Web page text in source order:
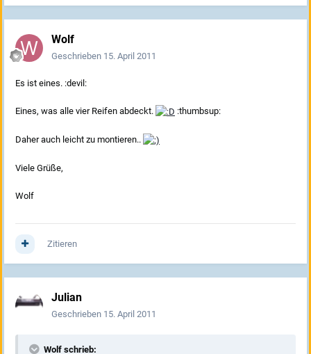
Wolf
Geschrieben 15. April 2011
Es ist eines. :devil:
Eines, was alle vier Reifen abdeckt. :thumbsup:
Daher auch leicht zu montieren..
Viele Grüße,
Wolf
Zitieren
Julian
Geschrieben 15. April 2011
Wolf schrieb: